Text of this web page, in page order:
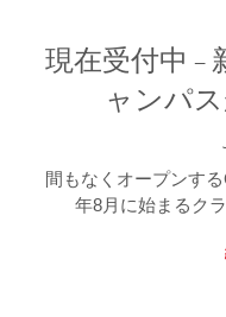
現在受付中 –
ャンパ
間もなくオープンす
年8月に始まるク